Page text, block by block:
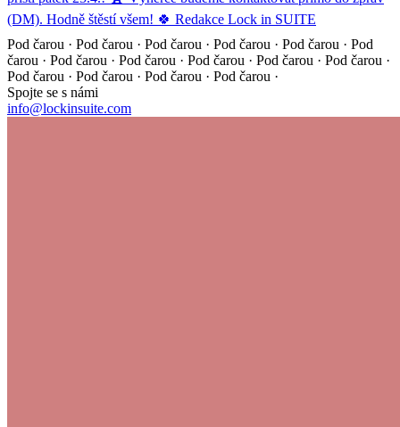
Pod čarou · Pod čarou · Pod čarou · Pod čarou · Pod čarou · Pod
čarou · Pod čarou · Pod čarou · Pod čarou · Pod čarou · Pod čarou ·
Pod čarou · Pod čarou · Pod čarou · Pod čarou ·
Spojte se s námi
info@lockinsuite.com